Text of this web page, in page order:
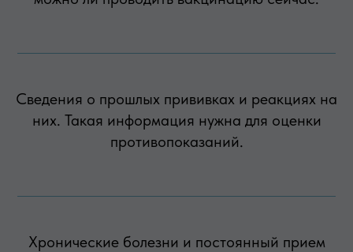
Сведения о прошлых прививках и реакциях на
них. Такая информация нужна для оценки
противопоказаний.
Хронические болезни и постоянный прием